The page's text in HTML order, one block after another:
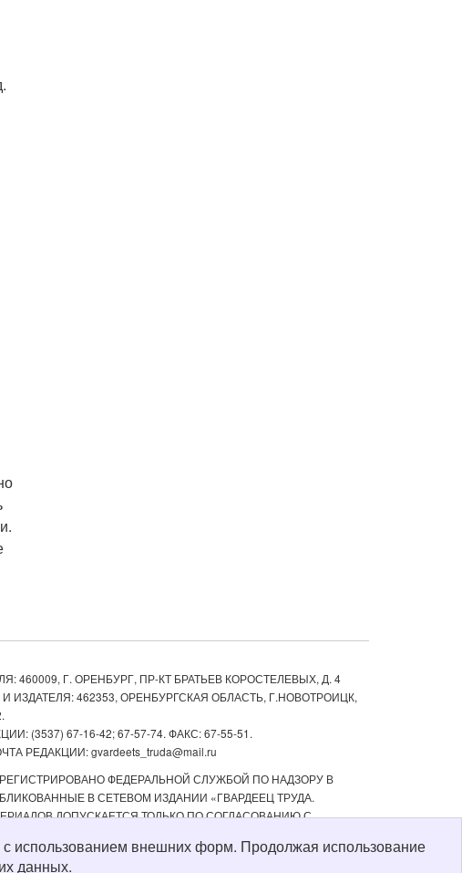
460009, Г. ОРЕНБУРГ, ПР-КТ БРАТЬЕВ КОРОСТЕЛЕВЫХ, Д. 4
ИЗДАТЕЛЯ: 462353, ОРЕНБУРГСКАЯ ОБЛАСТЬ, Г.НОВОТРОИЦК,
(3537) 67-16-42; 67-57-74. ФАКС: 67-55-51.
РЕДАКЦИИ: gvardeets_truda@mail.ru
ФЕДЕРАЛЬНОЙ СЛУЖБОЙ ПО НАДЗОРУ В
В СЕТЕВОМ ИЗДАНИИ «ГВАРДЕЕЦ ТРУДА.
ДОПУСКАЕТСЯ ТОЛЬКО ПО СОГЛАСОВАНИЮ С
ДЕТЕЙ СТАРШЕ 16 ЛЕТ.
с использованием внешних форм. Продолжая использование
данных.